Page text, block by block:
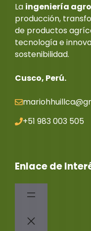
La ingeniería
producción,
de productos
tecnología e
sostenibilidad.
Cusco, Perú.
+51 983 003 505
Enlace de